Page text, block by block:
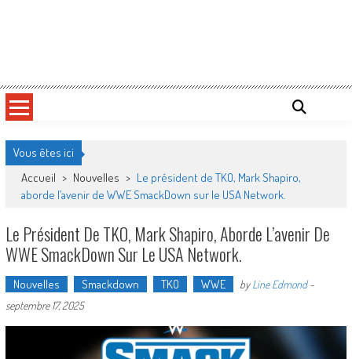
Vous êtes ici
Accueil > Nouvelles > Le président de TKO, Mark Shapiro,
aborde l’avenir de WWE SmackDown sur le USA Network.
Le Président De TKO, Mark Shapiro, Aborde L’avenir De
WWE SmackDown Sur Le USA Network.
Nouvelles Smackdown TKO WWE byLine Edmond-
septembre 17, 2025